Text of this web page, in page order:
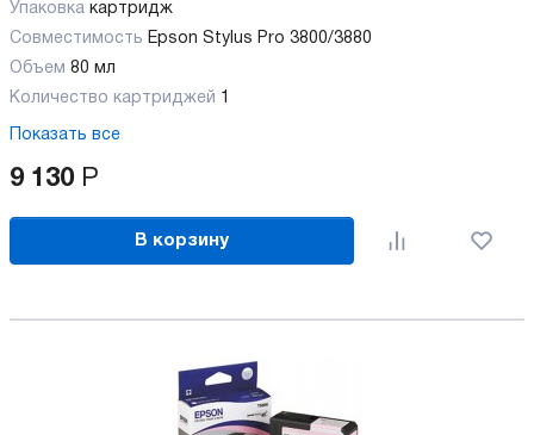
Упаковка картридж
Совместимость Epson Stylus Pro 3800/3880
Объем 80 мл
Количество картриджей 1
Показать все
9 130 Р
В корзину